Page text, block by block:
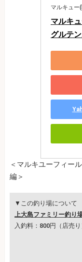
マルキュー
マルキ
グルテ
＜マルキユーフィー
編＞
▼この釣り場について
上大島ファミリー釣り
入釣料：800円（店売